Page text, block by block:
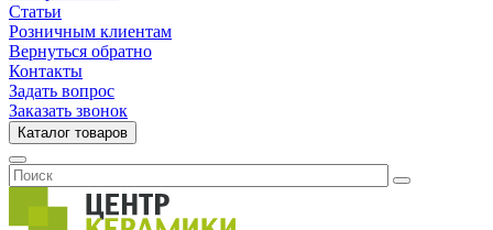
Статьи
Розничным клиентам
Вернуться обратно
Контакты
Задать вопрос
Заказать звонок
Каталог товаров